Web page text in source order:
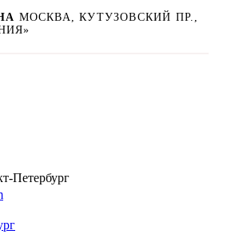
МОСКВА, КУТУЗОВСКИЙ ПР.,
Петербург